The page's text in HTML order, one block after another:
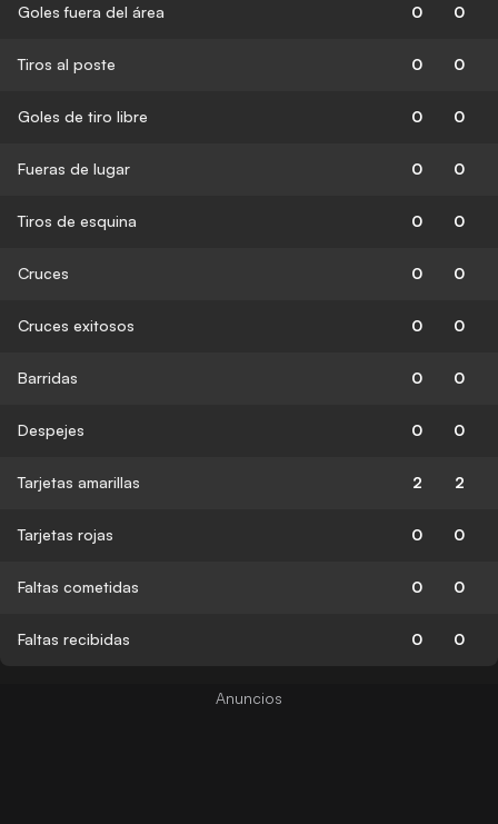
Goles fuera del área 0 0
Tiros al poste 0 0
Goles de tiro libre 0 0
Fueras de lugar 0 0
Tiros de esquina 0 0
Cruces 0 0
Cruces exitosos 0 0
Barridas 0 0
Despejes 0 0
Tarjetas amarillas 2 2
Tarjetas rojas 0 0
Faltas cometidas 0 0
Faltas recibidas 0 0